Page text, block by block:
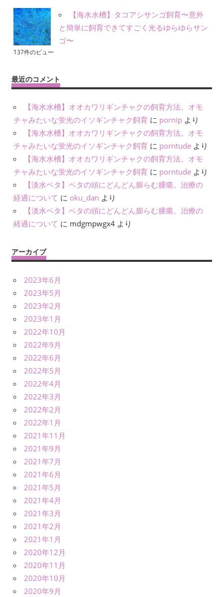
【海水水槽】タコアシサンゴ飼育〜意外
と簡単に飼育できてすごく光るゆらゆらサン
ゴ〜
137件のビュー
最近のコメント
【海水水槽】オオカワリギンチャクの飼育方法。オモ
チャみたいな蛍光のイソギンチャク飼育 に pornip より
【海水水槽】オオカワリギンチャクの飼育方法。オモ
チャみたいな蛍光のイソギンチャク飼育 に porntude より
【海水水槽】オオカワリギンチャクの飼育方法。オモ
チャみたいな蛍光のイソギンチャク飼育 に porntude より
【淡水ベタ】ベタの頭にどんどん膨らむ腫瘍。治療の
経過について に oku_dan より
【淡水ベタ】ベタの頭にどんどん膨らむ腫瘍。治療の
経過について に mdgmpwgx4 より
アーカイブ
2023年6月
2023年5月
2023年2月
2023年1月
2022年10月
2022年9月
2022年6月
2022年5月
2022年4月
2022年3月
2022年2月
2022年1月
2021年11月
2021年9月
2021年7月
2021年6月
2021年5月
2021年4月
2021年3月
2021年2月
2021年1月
2020年12月
2020年11月
2020年10月
2020年9月